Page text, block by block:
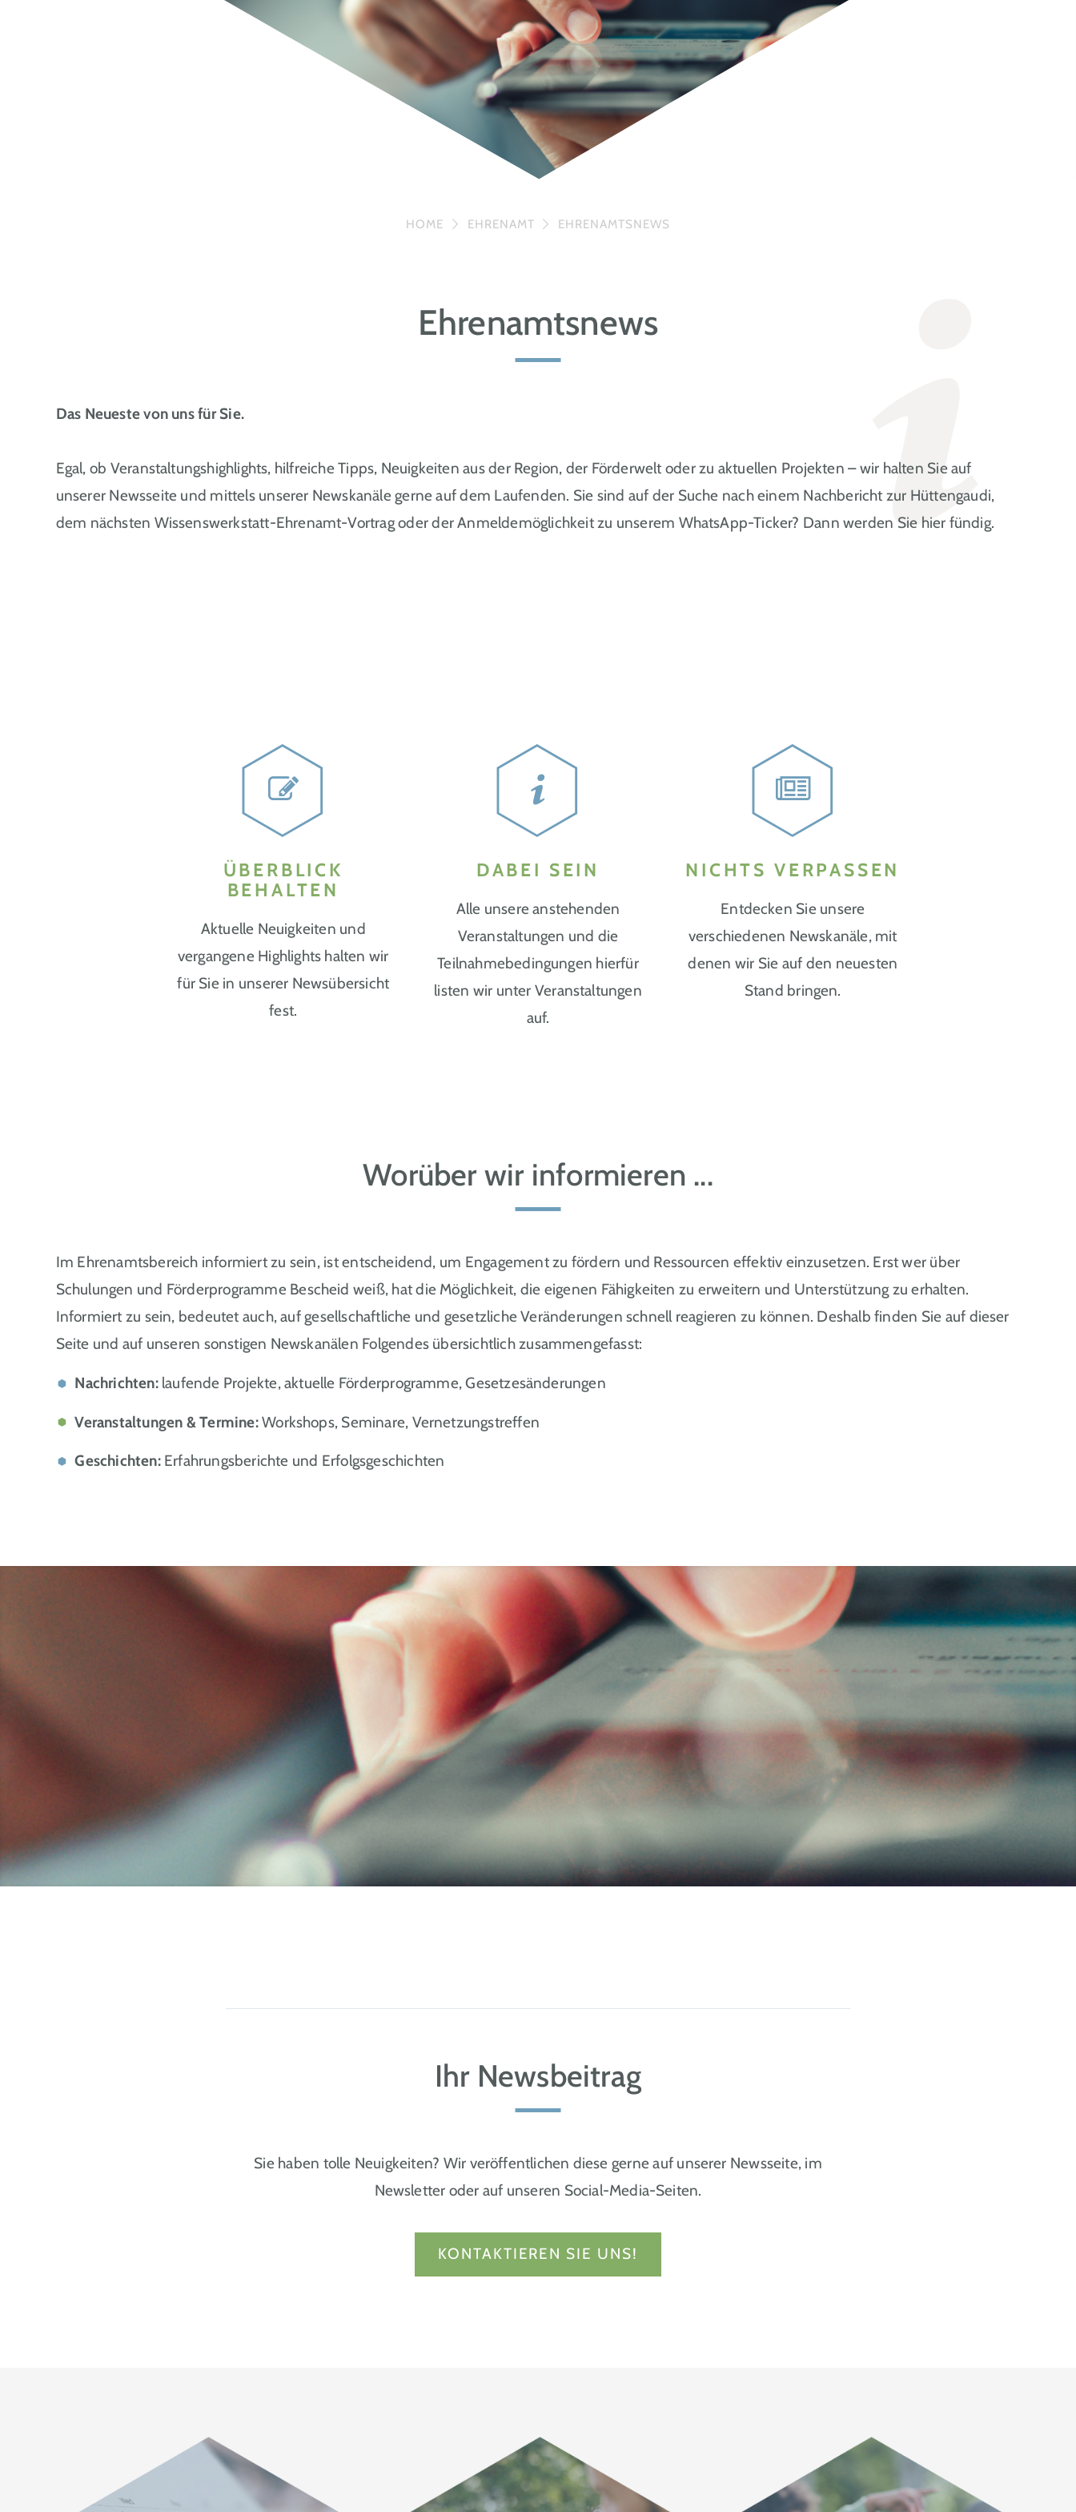
HOME EHRENAMT EHRENAMTSNEWS
Ehrenamtsnews
Das Neueste von uns für Sie.
Egal, ob Veranstaltungshighlights, hilfreiche Tipps, Neuigkeiten aus der Region, der Förderwelt oder zu aktuellen Projekten – wir halten Sie auf
unserer Newsseite und mittels unserer Newskanäle gerne auf dem Laufenden. Sie sind auf der Suche nach einem Nachbericht zur Hüttengaudi,
dem nächsten Wissenswerkstatt-Ehrenamt-Vortrag oder der Anmeldemöglichkeit zu unserem WhatsApp-Ticker? Dann werden Sie hier fündig.
ÜBERBLICK
BEHALTEN
Aktuelle Neuigkeiten und
vergangene Highlights halten wir
für Sie in unserer Newsübersicht
fest.
DABEI SEIN
Alle unsere anstehenden
Veranstaltungen und die
Teilnahmebedingungen hierfür
listen wir unter Veranstaltungen
auf.
NICHTS VERPASSEN
Entdecken Sie unsere
verschiedenen Newskanäle, mit
denen wir Sie auf den neuesten
Stand bringen.
Worüber wir informieren ...
Im Ehrenamtsbereich informiert zu sein, ist entscheidend, um Engagement zu fördern und Ressourcen effektiv einzusetzen. Erst wer über
Schulungen und Förderprogramme Bescheid weiß, hat die Möglichkeit, die eigenen Fähigkeiten zu erweitern und Unterstützung zu erhalten.
Informiert zu sein, bedeutet auch, auf gesellschaftliche und gesetzliche Veränderungen schnell reagieren zu können. Deshalb finden Sie auf dieser
Seite und auf unseren sonstigen Newskanälen Folgendes übersichtlich zusammengefasst:
Nachrichten:laufende Projekte, aktuelle Förderprogramme, Gesetzesänderungen
Veranstaltungen & Termine:Workshops, Seminare, Vernetzungstreffen
Geschichten:Erfahrungsberichte und Erfolgsgeschichten
Ihr Newsbeitrag
Sie haben tolle Neuigkeiten? Wir veröffentlichen diese gerne auf unserer Newsseite, im
Newsletter oder auf unseren Social-Media-Seiten.
KONTAKTIEREN SIE UNS!